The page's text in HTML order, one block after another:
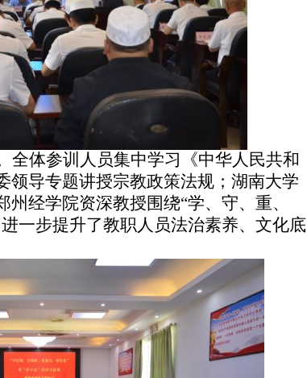
全体参训人员集中学习《中华人民共和
领导专题讲授宗教政策法规 ； 湖南大学
州经学院资深教授围绕“学、守、重、
进一步提升了教职人员法治素养、文化底